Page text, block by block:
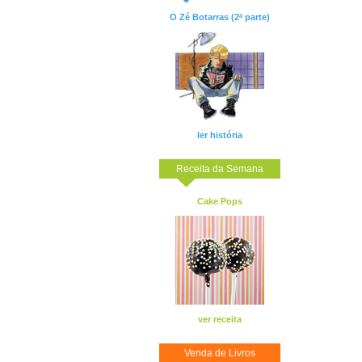
O Zé Botarras (2ª parte)
ler história
Receita da Semana
Cake Pops
ver receita
Venda de Livros